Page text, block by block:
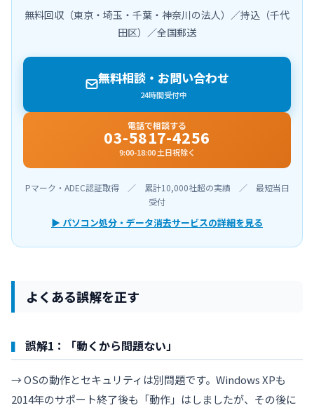
無料回収（東京・埼玉・千葉・神奈川の法人）／持込（千代
田区）／全国郵送
無料相談・お問い合わせ
24時間受付中
電話で相談する
03-5817-4256
9:00-18:00 土日祝除く
Pマーク・ADEC認証取得 ／ 累計10,000社超の実績 ／ 最短当日
受付
▶ パソコン処分・データ消去サービスの詳細を見る
よくある誤解を正す
誤解1：「動くから問題ない」
→ OSの動作とセキュリティは別問題です。Windows XPも
2014年のサポート終了後も「動作」はしましたが、その後に